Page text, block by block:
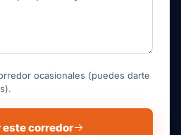
ocasionales (puedes darte
este corredor